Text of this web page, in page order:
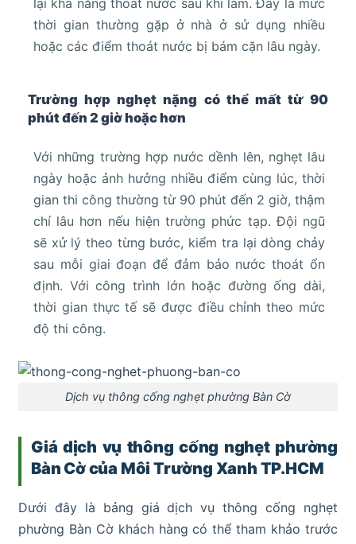
lại khả năng thoát nước sau khi làm. Đây là mức
thời gian thường gặp ở nhà ở sử dụng nhiều
hoặc các điểm thoát nước bị bám cặn lâu ngày.
Trường hợp nghẹt nặng có thể mất từ 90
phút đến 2 giờ hoặc hơn
Với những trường hợp nước dềnh lên, nghẹt lâu
ngày hoặc ảnh hưởng nhiều điểm cùng lúc, thời
gian thi công thường từ 90 phút đến 2 giờ, thậm
chí lâu hơn nếu hiện trường phức tạp. Đội ngũ
sẽ xử lý theo từng bước, kiểm tra lại dòng chảy
sau mỗi giai đoạn để đảm bảo nước thoát ổn
định. Với công trình lớn hoặc đường ống dài,
thời gian thực tế sẽ được điều chỉnh theo mức
độ thi công.
Dịch vụ thông cống nghẹt phường Bàn Cờ
Giá dịch vụ thông cống nghẹt phường
Bàn Cờ của Môi Trường Xanh TP.HCM
Dưới đây là bảng giá dịch vụ thông cống nghẹt
phường Bàn Cờ khách hàng có thể tham khảo trước